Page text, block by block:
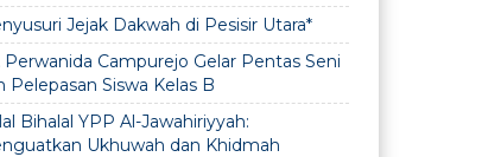
Jejak Dakwah di Pesisir Utara*
Perwanida Campurejo Gelar Pentas Seni
Pelepasan Siswa Kelas B
Bihalal YPP Al-Jawahiriyyah:
Ukhuwah dan Khidmah